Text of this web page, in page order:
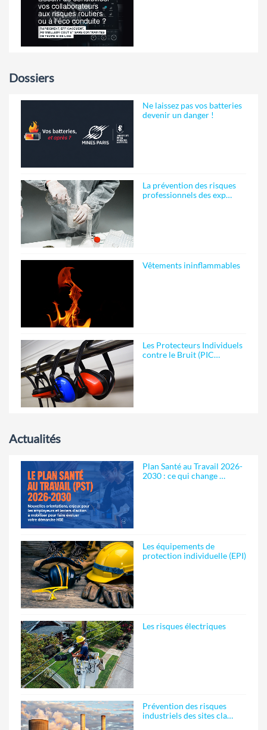
Dossiers
Ne laissez pas vos batteries
devenir un danger !
La prévention des risques
professionnels des exp…
Vêtements ininflammables
Les Protecteurs Individuels
contre le Bruit (PIC…
Actualités
Plan Santé au Travail 2026-
2030 : ce qui change …
Les équipements de
protection individuelle (EPI)
Les risques électriques
Prévention des risques
industriels des sites cla…